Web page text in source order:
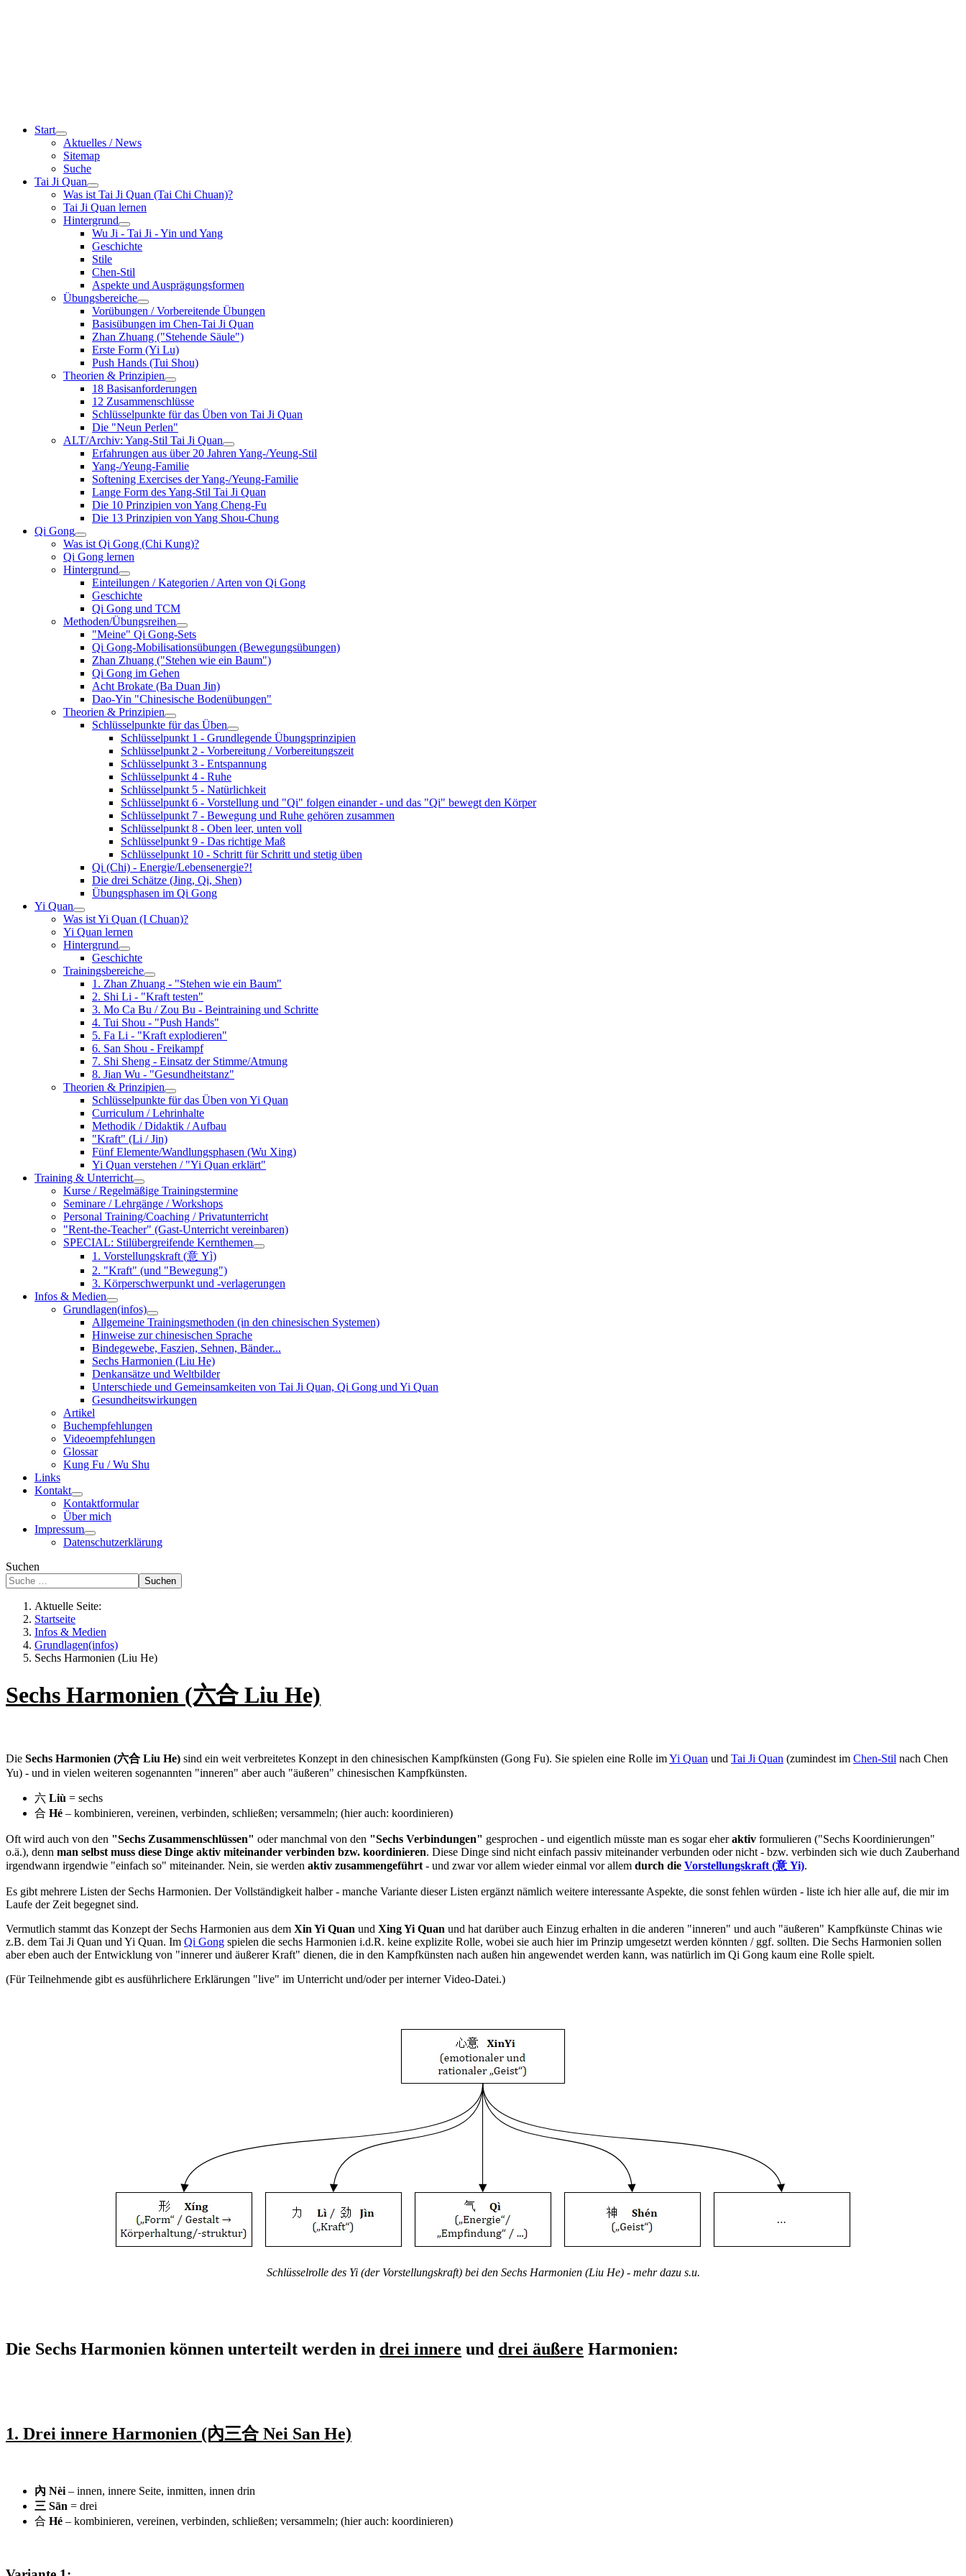
Start
Aktuelles / News
Sitemap
Suche
Tai Ji Quan
Was ist Tai Ji Quan (Tai Chi Chuan)?
Tai Ji Quan lernen
Hintergrund
Wu Ji - Tai Ji - Yin und Yang
Geschichte
Stile
Chen-Stil
Aspekte und Ausprägungsformen
Übungsbereiche
Vorübungen / Vorbereitende Übungen
Basisübungen im Chen-Tai Ji Quan
Zhan Zhuang ("Stehende Säule")
Erste Form (Yi Lu)
Push Hands (Tui Shou)
Theorien & Prinzipien
18 Basisanforderungen
12 Zusammenschlüsse
Schlüsselpunkte für das Üben von Tai Ji Quan
Die "Neun Perlen"
ALT/Archiv: Yang-Stil Tai Ji Quan
Erfahrungen aus über 20 Jahren Yang-/Yeung-Stil
Yang-/Yeung-Familie
Softening Exercises der Yang-/Yeung-Familie
Lange Form des Yang-Stil Tai Ji Quan
Die 10 Prinzipien von Yang Cheng-Fu
Die 13 Prinzipien von Yang Shou-Chung
Qi Gong
Was ist Qi Gong (Chi Kung)?
Qi Gong lernen
Hintergrund
Einteilungen / Kategorien / Arten von Qi Gong
Geschichte
Qi Gong und TCM
Methoden/Übungsreihen
"Meine" Qi Gong-Sets
Qi Gong-Mobilisationsübungen (Bewegungsübungen)
Zhan Zhuang ("Stehen wie ein Baum")
Qi Gong im Gehen
Acht Brokate (Ba Duan Jin)
Dao-Yin "Chinesische Bodenübungen"
Theorien & Prinzipien
Schlüsselpunkte für das Üben
Schlüsselpunkt 1 - Grundlegende Übungsprinzipien
Schlüsselpunkt 2 - Vorbereitung / Vorbereitungszeit
Schlüsselpunkt 3 - Entspannung
Schlüsselpunkt 4 - Ruhe
Schlüsselpunkt 5 - Natürlichkeit
Schlüsselpunkt 6 - Vorstellung und "Qi" folgen einander - und das "Qi" bewegt den Körper
Schlüsselpunkt 7 - Bewegung und Ruhe gehören zusammen
Schlüsselpunkt 8 - Oben leer, unten voll
Schlüsselpunkt 9 - Das richtige Maß
Schlüsselpunkt 10 - Schritt für Schritt und stetig üben
Qi (Chi) - Energie/Lebensenergie?!
Die drei Schätze (Jing, Qi, Shen)
Übungsphasen im Qi Gong
Yi Quan
Was ist Yi Quan (I Chuan)?
Yi Quan lernen
Hintergrund
Geschichte
Trainingsbereiche
1. Zhan Zhuang - "Stehen wie ein Baum"
2. Shi Li - "Kraft testen"
3. Mo Ca Bu / Zou Bu - Beintraining und Schritte
4. Tui Shou - "Push Hands"
5. Fa Li - "Kraft explodieren"
6. San Shou - Freikampf
7. Shi Sheng - Einsatz der Stimme/Atmung
8. Jian Wu - "Gesundheitstanz"
Theorien & Prinzipien
Schlüsselpunkte für das Üben von Yi Quan
Curriculum / Lehrinhalte
Methodik / Didaktik / Aufbau
"Kraft" (Li / Jin)
Fünf Elemente/Wandlungsphasen (Wu Xing)
Yi Quan verstehen / "Yi Quan erklärt"
Training & Unterricht
Kurse / Regelmäßige Trainingstermine
Seminare / Lehrgänge / Workshops
Personal Training/Coaching / Privatunterricht
"Rent-the-Teacher" (Gast-Unterricht vereinbaren)
SPECIAL: Stilübergreifende Kernthemen
1. Vorstellungskraft (意 Yì)
2. "Kraft" (und "Bewegung")
3. Körperschwerpunkt und -verlagerungen
Infos & Medien
Grundlagen(infos)
Allgemeine Trainingsmethoden (in den chinesischen Systemen)
Hinweise zur chinesischen Sprache
Bindegewebe, Faszien, Sehnen, Bänder...
Sechs Harmonien (Liu He)
Denkansätze und Weltbilder
Unterschiede und Gemeinsamkeiten von Tai Ji Quan, Qi Gong und Yi Quan
Gesundheitswirkungen
Artikel
Buchempfehlungen
Videoempfehlungen
Glossar
Kung Fu / Wu Shu
Links
Kontakt
Kontaktformular
Über mich
Impressum
Datenschutzerklärung
Suchen
Suchen
Aktuelle Seite:
Startseite
Infos & Medien
Grundlagen(infos)
Sechs Harmonien (Liu He)
Sechs Harmonien (六合 Liu He)
Die Sechs Harmonien (六合 Liu He) sind ein weit verbreitetes Konzept in den chinesischen Kampfkünsten (Gong Fu). Sie spielen eine Rolle imYi Quan und Tai Ji Quan (zumindest im Chen-Stil nach Chen
Yu) - und in vielen weiteren sogenannten "inneren" aber auch "äußeren" chinesischen Kampfkünsten.
六 Liù = sechs
合 Hé – kombinieren, vereinen, verbinden, schließen; versammeln; (hier auch: koordinieren)
Oft wird auch von den "Sechs Zusammenschlüssen" oder manchmal von den "Sechs Verbindungen" gesprochen - und eigentlich müsste man es sogar eheraktiv formulieren ("Sechs Koordinierungen"
o.ä.), denn man selbst muss diese Dinge aktiv miteinander verbinden bzw. koordinieren. Diese Dinge sind nicht einfach passiv miteinander verbunden oder nicht - bzw. verbinden sich wie duch Zauberhand
irgendwann irgendwie "einfach so" miteinander. Nein, sie werden aktiv zusammengeführt - und zwar vor allem wieder einmal vor allem durch die Vorstellungskraft (意 Yi).
Es gibt mehrere Listen der Sechs Harmonien. Der Vollständigkeit halber - manche Variante dieser Listen ergänzt nämlich weitere interessante Aspekte, die sonst fehlen würden - liste ich hier alle auf, die mir im
Laufe der Zeit begegnet sind.
Vermutlich stammt das Konzept der Sechs Harmonien aus dem Xin Yi Quan und Xing Yi Quan und hat darüber auch Einzug erhalten in die anderen "inneren" und auch "äußeren" Kampfkünste Chinas wie
z.B. dem Tai Ji Quan und Yi Quan. Im Qi Gong spielen die sechs Harmonien i.d.R. keine explizite Rolle, wobei sie auch hier im Prinzip umgesetzt werden könnten / ggf. sollten. Die Sechs Harmonien sollen
aber eben auch der Entwicklung von "innerer und äußerer Kraft" dienen, die in den Kampfkünsten nach außen hin angewendet werden kann, was natürlich im Qi Gong kaum eine Rolle spielt.
(Für Teilnehmende gibt es ausführlichere Erklärungen "live" im Unterricht und/oder per interner Video-Datei.)
Schlüsselrolle des Yi (der Vorstellungskraft) bei den Sechs Harmonien (Liu He) - mehr dazu s.u.
Die Sechs Harmonien können unterteilt werden in drei innere und drei äußere Harmonien:
1. Drei innere Harmonien (內三合 Nei San He)
內 Nèi – innen, innere Seite, inmitten, innen drin
三 Sān = drei
合 Hé – kombinieren, vereinen, verbinden, schließen; versammeln; (hier auch: koordinieren)